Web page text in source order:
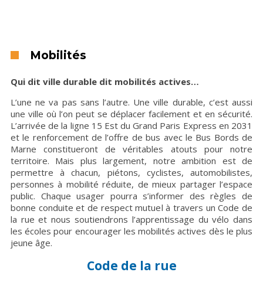
Mobilités
Qui dit ville durable dit mobilités actives…
L’une ne va pas sans l’autre. Une ville durable, c’est aussi
une ville où l’on peut se déplacer facilement et en sécurité.
L’arrivée de la ligne 15 Est du Grand Paris Express en 2031
et le renforcement de l’offre de bus avec le Bus Bords de
Marne constitueront de véritables atouts pour notre
territoire. Mais plus largement, notre ambition est de
permettre à chacun, piétons, cyclistes, automobilistes,
personnes à mobilité réduite, de mieux partager l’espace
public. Chaque usager pourra s’informer des règles de
bonne conduite et de respect mutuel à travers un Code de
la rue et nous soutiendrons l’apprentissage du vélo dans
les écoles pour encourager les mobilités actives dès le plus
jeune âge.
Code de la rue